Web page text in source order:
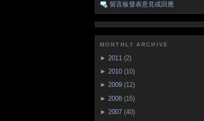
留言板發表意見或回應
MONTHLY ARCHIVE
► 2011 (2)
► 2010 (10)
► 2009 (12)
► 2008 (15)
► 2007 (40)